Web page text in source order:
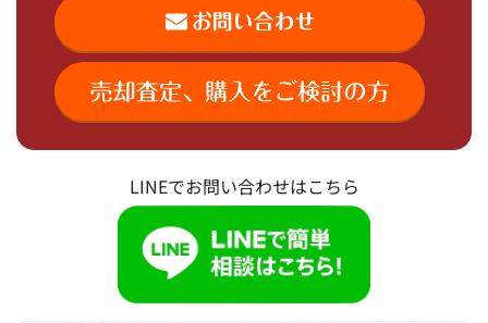
LINEでお問い合わせはこちら